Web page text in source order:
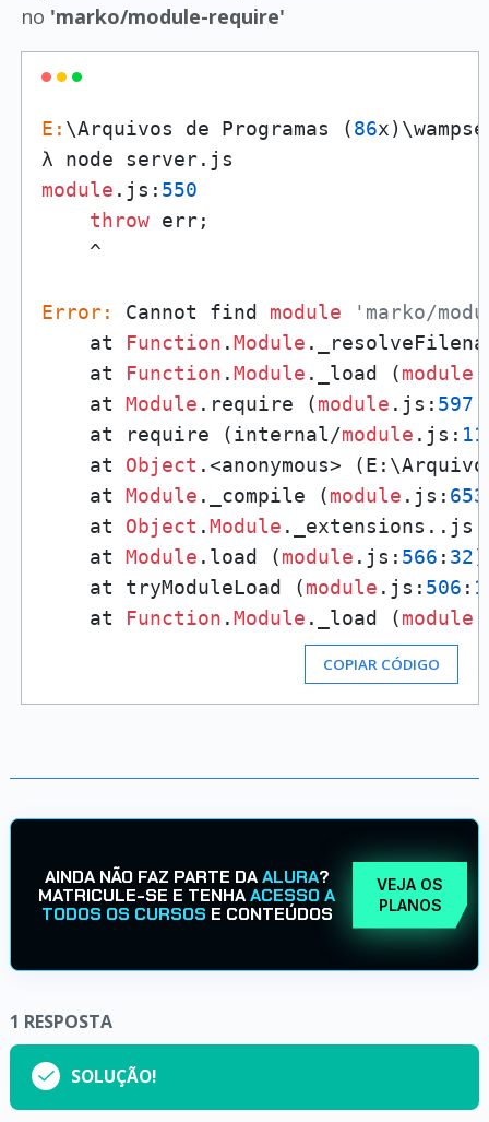
no 'marko/module-require'
E: \Arquivos de Programas (86
module .js: 550
throw err;
    ^
Error: Cannot find module
'marko/
    at
Function .Module
    at
Function .Module ._load (module
    at
Module .require (module .js: 597
    at require (internal/
module .js: 11
    at
Object .<anonymous>
    at
Module ._compile (module .js: 653
    at
Object .Module ._extensions..js
    at
Module .load (module .js: 566 : 32)
    at tryModuleLoad (
module .js: 506 :
    at
Function .Module ._load (module
COPIAR CÓDIGO
AINDA NÃO FAZ PARTE DAALURA?
MATRICULE-SE E TENHAACESSO A
TODOS OS CURSOS E CONTEÚDOS
VEJA OS
PLANOS
1 RESPOSTA
SOLUÇÃO!